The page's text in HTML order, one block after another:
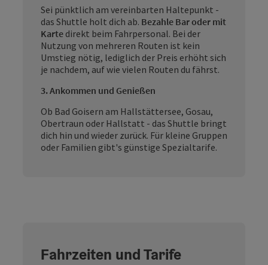
Sei pünktlich am vereinbarten Haltepunkt -
das Shuttle holt dich ab. Bezahle Bar oder mit
Karte direkt beim Fahrpersonal. Bei der
Nutzung von mehreren Routen ist kein
Umstieg nötig, lediglich der Preis erhöht sich
je nachdem, auf wie vielen Routen du fährst.
3. Ankommen und Genießen
Ob Bad Goisern am Hallstättersee, Gosau,
Obertraun oder Hallstatt - das Shuttle bringt
dich hin und wieder zurück. Für kleine Gruppen
oder Familien gibt's günstige Spezialtarife.
Fahrzeiten und Tarife